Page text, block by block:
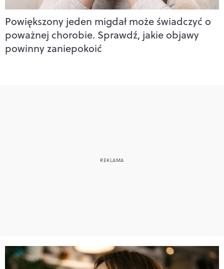
Powiększony jeden migdał może świadczyć o
poważnej chorobie. Sprawdź, jakie objawy
powinny zaniepokoić